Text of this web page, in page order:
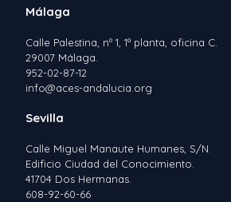
Málaga
Calle Palestina, nº 1, 1ª planta, oficina C.
29007 Málaga.
952-02-87-12
info@aces-andalucia.org
Sevilla
Calle Miguel Manaute Humanes, S/N.
Edificio Ciudad del Conocimiento.
41704 Dos Hermanas.
608-92-60-66